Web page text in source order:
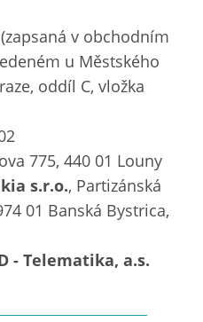
v obchodním
u Městského
oddíl C, vložka
775, 440 01 Louny
s.r.o., Partizánská
01 Banská Bystrica,
- Telematika, a.s.